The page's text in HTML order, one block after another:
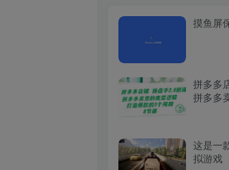
摸鱼屏
拼多多
拼多多
这是一
拟游戏